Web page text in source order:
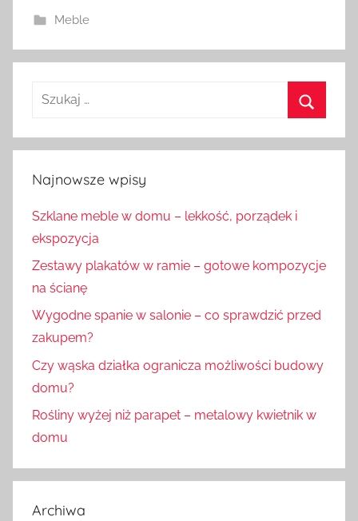
Meble
Szukaj:
Najnowsze wpisy
Szklane meble w domu – lekkość, porządek i
ekspozycja
Zestawy plakatów w ramie – gotowe kompozycje
na ścianę
Wygodne spanie w salonie – co sprawdzić przed
zakupem?
Czy wąska działka ogranicza możliwości budowy
domu?
Rośliny wyżej niż parapet – metalowy kwietnik w
domu
Archiwa